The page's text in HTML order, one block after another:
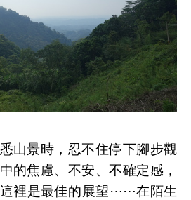
山景時，忍不住停下腳步觀
的焦慮、不安、不確定感，
裡是最佳的展望⋯⋯在陌生